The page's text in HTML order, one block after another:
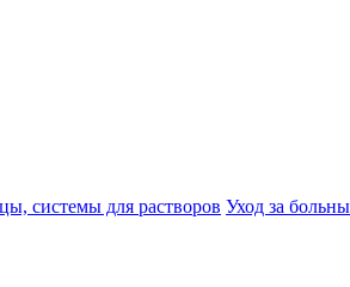
системы для растворов Уход за